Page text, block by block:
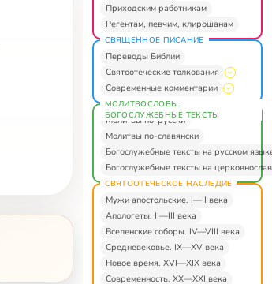
Приходским работникам
Регентам, певчим, клирошанам
СВЯЩЕННОЕ ПИСАНИЕ
Переводы Библии
Святоотеческие толкования
Современные комментарии
МОЛИТВОСЛОВЫ.
БОГОСЛУЖЕБНЫЕ ТЕКСТЫ
Молитвы по-русски
Молитвы по-славянски
Богослужебные тексты на русском
Богослужебные тексты на
СВЯТООТЕЧЕСКОЕ НАСЛЕДИЕ
Мужи апостольские. I—II века
Апологеты. II—III века
Вселенские соборы. IV—VIII века
Средневековье. IX—XV века
Новое время. XVI—XIX века
Современность. XX—XXI века